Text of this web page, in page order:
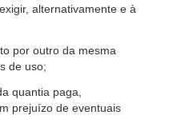
alternativamente e à
por outro da mesma
de uso;
quantia paga,
prejuízo de eventuais